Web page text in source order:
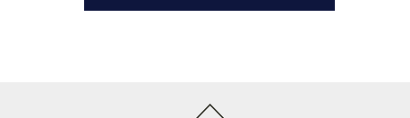
ールのいずれかの方法といたします。